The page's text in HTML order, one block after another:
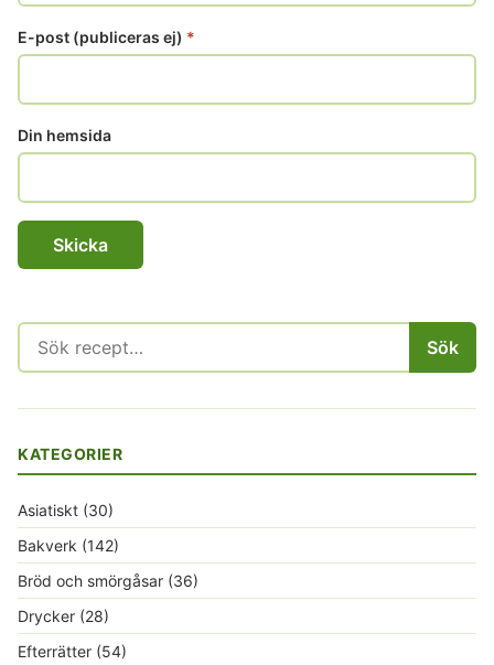
E-post (publiceras ej) *
Din hemsida
Sök
efter:
Sök
KATEGORIER
Asiatiskt (30)
Bakverk (142)
Bröd och smörgåsar (36)
Drycker (28)
Efterrätter (54)